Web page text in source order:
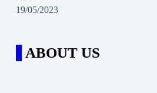
19/05/2023
ABOUT US